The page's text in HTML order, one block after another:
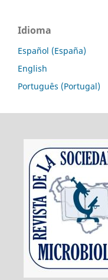
Idioma
Español (España)
English
Português (Portugal)